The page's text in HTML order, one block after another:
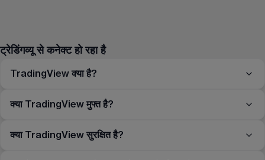
ट्रेडिंगव्यू से कनेक्ट हो रहा है
TradingView क्या है?
क्या TradingView मुफ्त है?
क्या TradingView सुरक्षित है?